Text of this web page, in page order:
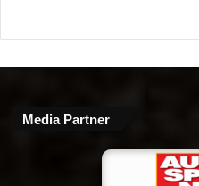
Media Partner